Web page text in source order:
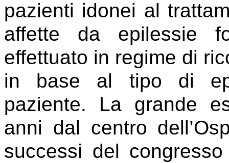
pazienti idonei al
affette da epilessie
effettuato in regime di
in base al tipo di
paziente. La grande
anni dal centro
successi del